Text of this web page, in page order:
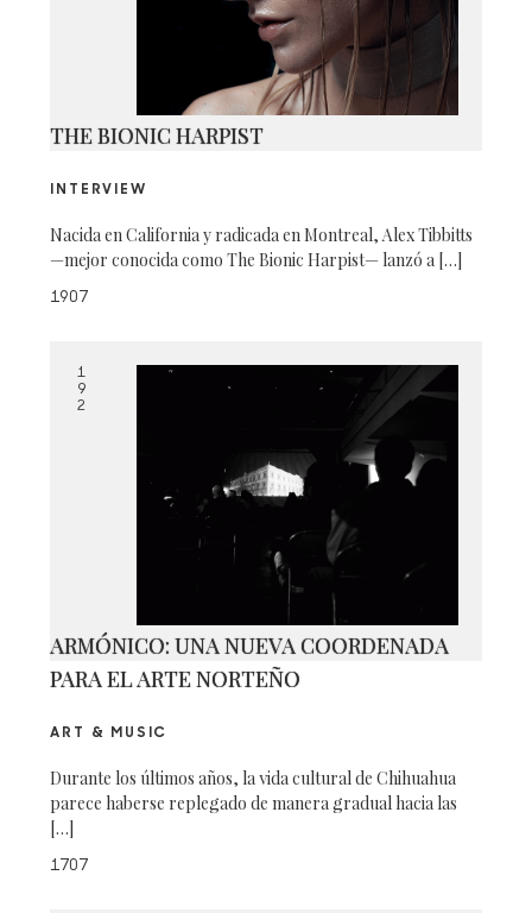
THE BIONIC HARPIST
INTERVIEW
Nacida en California y radicada en Montreal, Alex Tibbitts
—mejor conocida como The Bionic Harpist— lanzó a […]
1907
1
9
2
ARMÓNICO: UNA NUEVA COORDENADA
PARA EL ARTE NORTEÑO
ART & MUSIC
Durante los últimos años, la vida cultural de Chihuahua
parece haberse replegado de manera gradual hacia las
[…]
1707